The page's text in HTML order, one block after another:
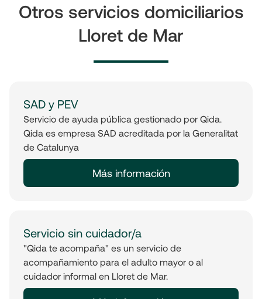
Otros servicios domiciliarios
Lloret de Mar
SAD y PEV
Servicio de ayuda pública gestionado por Qida.
Qida es empresa SAD acreditada por la Generalitat
de Catalunya
Más información
Servicio sin cuidador/a
"Qida te acompaña" es un servicio de
acompañamiento para el adulto mayor o al
cuidador informal en Lloret de Mar.